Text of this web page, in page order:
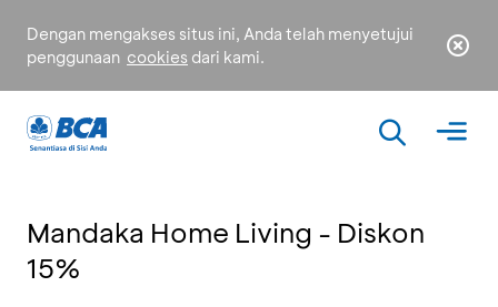
Dengan mengakses situs ini, Anda telah menyetujui
penggunaan cookies dari kami.
Mandaka Home Living - Diskon
15%